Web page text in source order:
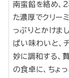
南蛮餡を絡め、
た濃厚でクリー
っぷりとかけま
ぱい味わいと、
妙に調和する、
の食卓に、ちょ